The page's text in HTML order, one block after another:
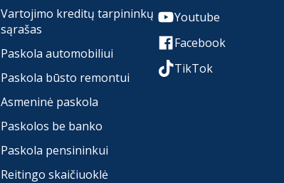
Vartojimo kreditų tarpininkų
sąrašas
Paskola automobiliui
Paskola būsto remontui
Asmeninė paskola
Paskolos be banko
Paskola pensininkui
Reitingo skaičiuoklė
Youtube
Facebook
TikTok